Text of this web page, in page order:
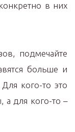
в них
подмечайте
больше и
кого-то это
а для кого-то –